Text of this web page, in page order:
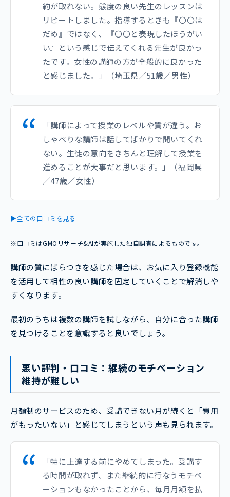
約が取れない。態度の良い先生のレッスンは
リピートしました。指導するときも『〇〇は
だめ』ではなく、『〇〇と表現したほうがい
い』という感じで伝えてくれる先生が良かっ
たです。女性の講師の方が全般的に良かった
と感じました。」（埼玉県／51歳／男性）
「講師によって授業のレベルや質が違う。お
しゃべりな講師は話してばかりで聞いてくれ
ない。生徒の意向をきちんと理解して授業を
進めることが大事だと思います。」（福岡県
／47歳／女性）
▶全ての口コミを見る
※口コミはGMOリサーチ&AIが実施した独自調査によるものです。
講師の質にばらつきを感じた場合は、お気に入り登録機能
を活用して相性の良い講師を固定していくことで解消しや
すくなります。
最初のうちは複数の講師を試しながら、自分に合った講師
を見つけることを意識すると良いでしょう。
悪い評判・口コミ：継続のモチベーション
維持が難しい
月額制のサービスのため、受講できない月が続くと「費用
がもったいない」と感じてしまうという声も見られます。
「特に上達する前にやめてしまった。受講す
る時間が取れず、また継続的に行なうモチベ
ーションもなかったことから、毎月月額を払